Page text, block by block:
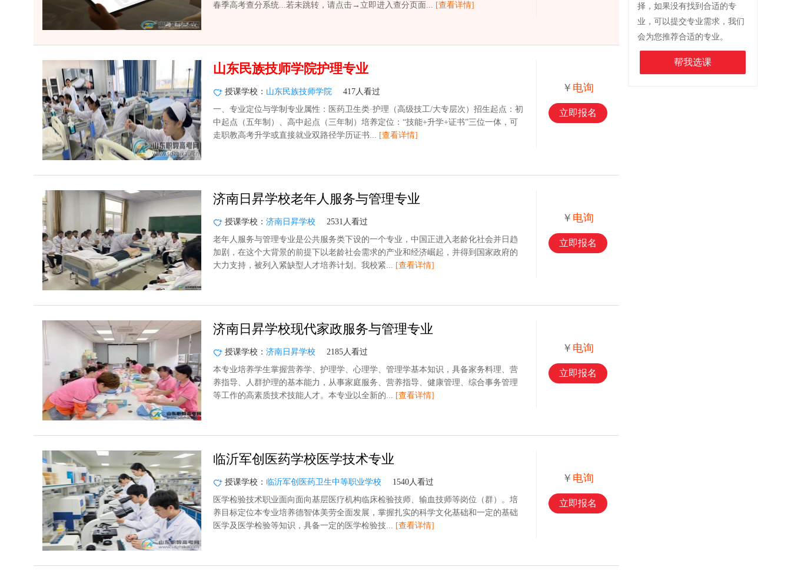
春季高考查分系统...若未跳转，请点击→立即进入查分页面... [查看详情]
山东民族技师学院护理专业
授课学校： 山东民族技师学院
417人看过
一、专业定位与学制专业属性：医药卫生类·护理（高级技工/大专层次）招生起点：初
中起点（五年制）、高中起点（三年制）培养定位：“技能+升学+证书”三位一体，可
走职教高考升学或直接就业双路径学历证书... [查看详情]
￥ 电询
立即报名
济南日昇学校老年人服务与管理专业
授课学校： 济南日昇学校
2531人看过
老年人服务与管理专业是公共服务类下设的一个专业，中国正进入老龄化社会并日趋
加剧，在这个大背景的前提下以老龄社会需求的产业和经济崛起，并得到国家政府的
大力支持，被列入紧缺型人才培养计划。我校紧... [查看详情]
￥ 电询
立即报名
济南日昇学校现代家政服务与管理专业
授课学校： 济南日昇学校
2185人看过
本专业培养学生掌握营养学、护理学、心理学、管理学基本知识，具备家务料理、营
养指导、人群护理的基本能力，从事家庭服务、营养指导、健康管理、综合事务管理
等工作的高素质技术技能人才。本专业以全新的... [查看详情]
￥ 电询
立即报名
临沂军创医药学校医学技术专业
授课学校： 临沂军创医药卫生中等职业学校
1540人看过
医学检验技术职业面向面向基层医疗机构临床检验技师、输血技师等岗位（群）。培
养目标定位本专业培养德智体美劳全面发展，掌握扎实的科学文化基础和一定的基础
医学及医学检验等知识，具备一定的医学检验技... [查看详情]
￥ 电询
立即报名
择，如果没有找到合适的专
业，可以提交专业需求，我们
会为您推荐合适的专业。
帮我选课